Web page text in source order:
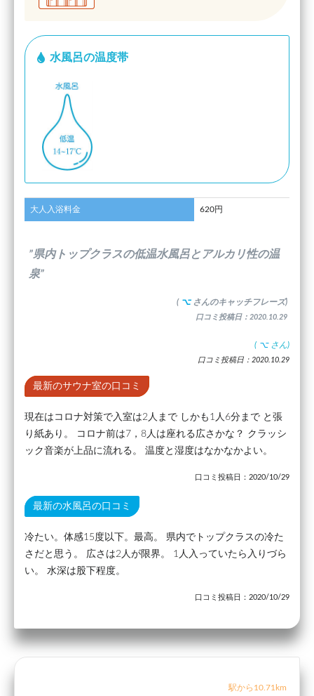
水風呂の温度帯
大人入浴料金 620円
”県内トップクラスの低温水風呂とアルカリ性の温
泉”
( ⌥ さんのキャッチフレーズ)
口コミ投稿日：2020.10.29
( ⌥ さん)
口コミ投稿日：2020.10.29
最新のサウナ室の口コミ
現在はコロナ対策で入室は2人まで しかも1人6分まで と張
り紙あり。 コロナ前は7，8人は座れる広さかな？ クラッシ
ック音楽が上品に流れる。 温度と湿度はなかなかよい。
口コミ投稿日：2020/10/29
最新の水風呂の口コミ
冷たい。体感15度以下。最高。 県内でトップクラスの冷た
さだと思う。 広さは2人が限界。 1人入っていたら入りづら
い。 水深は股下程度。
口コミ投稿日：2020/10/29
駅から10.71km